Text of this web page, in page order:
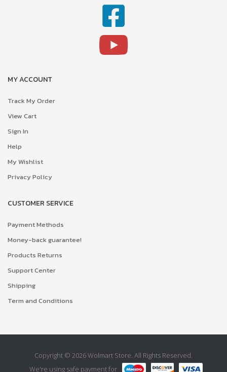
MY ACCOUNT
Track My Order
View Cart
Sign In
Help
My Wishlist
Privacy Policy
CUSTOMER SERVICE
Payment Methods
Money-back guarantee!
Products Returns
Support Center
Shipping
Term and Conditions
Copyright © 2026 Wolmart Store. All Rights Reserved.
We're using safe payment for